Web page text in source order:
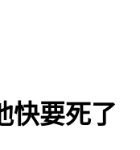
快要死了